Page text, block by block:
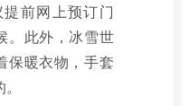
前网上预订门
。此外，冰雪世
保暖衣物，手套